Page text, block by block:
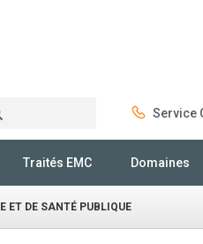
Service
Traités EMC Domaines
ET DE SANTÉ PUBLIQUE